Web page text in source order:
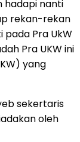
hadapi nanti
rekan-rekan
Pra UkW
Pra UKW ini
yang
sekertaris
oleh